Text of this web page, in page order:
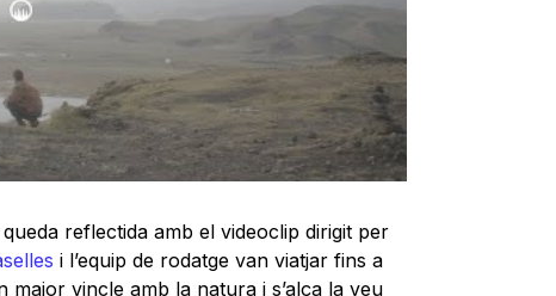
reflectida amb el videoclip dirigit per
i l’equip de rodatge van viatjar fins a
vincle amb la natura i s’alça la veu